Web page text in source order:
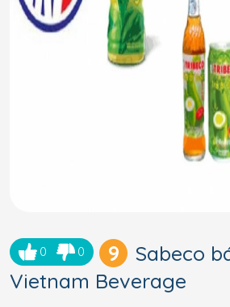
0 0 9
Sabeco
Vietnam Beverage